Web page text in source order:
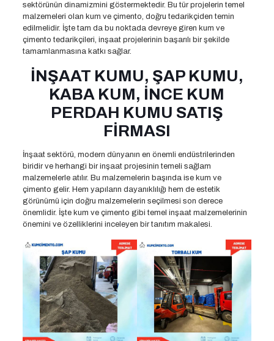
sektörünün dinamizmini göstermektedir. Bu tür projelerin temel
malzemeleri olan kum ve çimento, doğru tedarikçiden temin
edilmelidir. İşte tam da bu noktada devreye giren kum ve
çimento tedarikçileri, inşaat projelerinin başarılı bir şekilde
tamamlanmasına katkı sağlar.
İNŞAAT KUMU, ŞAP KUMU,
KABA KUM, İNCE KUM
PERDAH KUMU SATIŞ
FİRMASI
İnşaat sektörü, modern dünyanın en önemli endüstrilerinden
biridir ve herhangi bir inşaat projesinin temeli sağlam
malzemelerle atılır. Bu malzemelerin başında ise kum ve
çimento gelir. Hem yapıların dayanıklılığı hem de estetik
görünümü için doğru malzemelerin seçilmesi son derece
önemlidir. İşte kum ve çimento gibi temel inşaat malzemelerinin
önemini ve özelliklerini inceleyen bir tanıtım makalesi.